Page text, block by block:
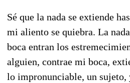
Sé que la nada se extiende
mi aliento se quiebra. La
boca entran los
alguien, contrae mi boca,
lo impronunciable, un sujeto,